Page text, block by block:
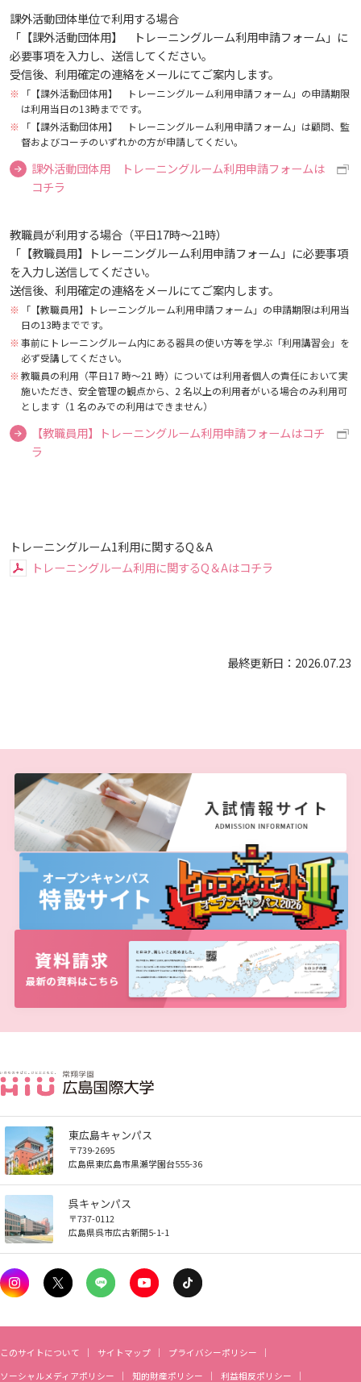
大学院実践臨床心理学専攻 自己点検・評価報告書
大学院薬学研究科 自己点検・評価報告書
受講生授業アンケート結果
卒業生・進路先 調査結果
合格者の方へのメッセージ
入学準備学習プログラム
情報端末の必携化について
感染予防にかかる抗体価検査について
ビジュランクラウド
図書館概要
利用案内
利用案内（学外利用者）
電子ジャーナルをさがす
学外からのつかいかた
看護師・保健師国家試験対策
活動とイベント
利用講習会
施設案内
情報センター
学内ネットワークの概要
東広島キャンパス
広国ポータルサイト
広国LMS
ラーニング・コモンズ
トレーニングルーム
広国市民大学（地域交流カレッジ）学生募集
広国市民大学 過去の開講コース
地域連携に関するご意見募集
課外活動団体単位で利用する場合
「【課外活動団体用】 トレーニングルーム利用申請フォーム」に
必要事項を入力し、送信してください。
受信後、利用確定の連絡をメールにてご案内します。
「【課外活動団体用】 トレーニングルーム利用申請フォーム」の申請期限
は利用当日の13時までです。
「【課外活動団体用】 トレーニングルーム利用申請フォーム」は顧問、監
督およびコーチのいずれかの方が申請してくだい。
課外活動団体用 トレーニングルーム利用申請フォームは
コチラ
教職員が利用する場合（平日17時～21時）
「【教職員用】トレーニングルーム利用申請フォーム」に必要事項
を入力し送信してください。
送信後、利用確定の連絡をメールにてご案内します。
「【教職員用】トレーニングルーム利用申請フォーム」の申請期限は利用当
日の13時までです。
事前にトレーニングルーム内にある器具の使い方等を学ぶ「利用講習会」を
必ず受講してください。
教職員の利用（平日17 時～21 時）については利用者個人の責任において実
施いただき、安全管理の観点から、2 名以上の利用者がいる場合のみ利用可
とします（1 名のみでの利用はできません）
【教職員用】トレーニングルーム利用申請フォームはコチ
ラ
トレーニングルーム1利用に関するQ＆A
トレーニングルーム利用に関するQ＆Aはコチラ
最終更新日：2026.07.23
ビジュランクラウド
電子ブックをさがす
電子ジャーナルをさがす
看護師・保健師国家試験対策
活動とイベント
学生図書委員の活動
施設案内
よくある質問
図書館だより『Library News』
お知らせ
学内向け専用ページ
広国ポータルサイト
広国LMS
東広島キャンパス
〒739-2695
広島県東広島市黒瀬学園台555-36
呉キャンパス
〒737-0112
広島県呉市広古新開5-1-1
このサイトについて サイトマップ
プライバシーポリシー
ソーシャルメディアポリシー
知的財産ポリシー 利益相反ポリシー